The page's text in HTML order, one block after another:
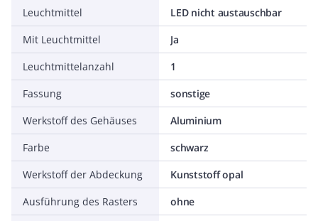
Leuchtmittel
LED nicht austauschbar
Mit Leuchtmittel
Ja
Leuchtmittelanzahl
1
Fassung
sonstige
Werkstoff des Gehäuses
Aluminium
Farbe
schwarz
Werkstoff der Abdeckung
Kunststoff opal
Ausführung des Rasters
ohne